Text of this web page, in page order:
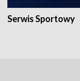
Serwis Sportowy